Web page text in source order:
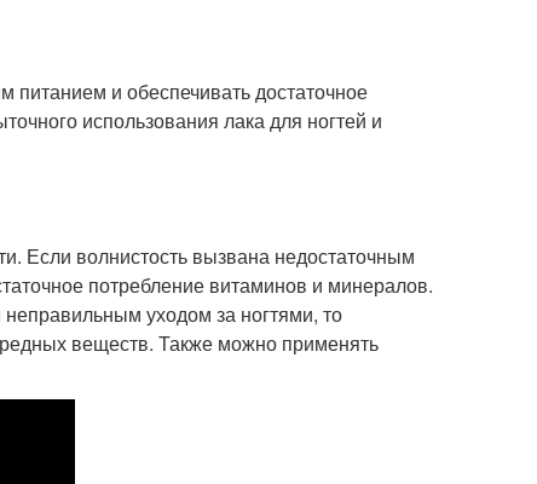
питанием и обеспечивать достаточное
использования лака для ногтей и
Если волнистость вызвана недостаточным
потребление витаминов и минералов.
уходом за ногтями, то
веществ. Также можно применять